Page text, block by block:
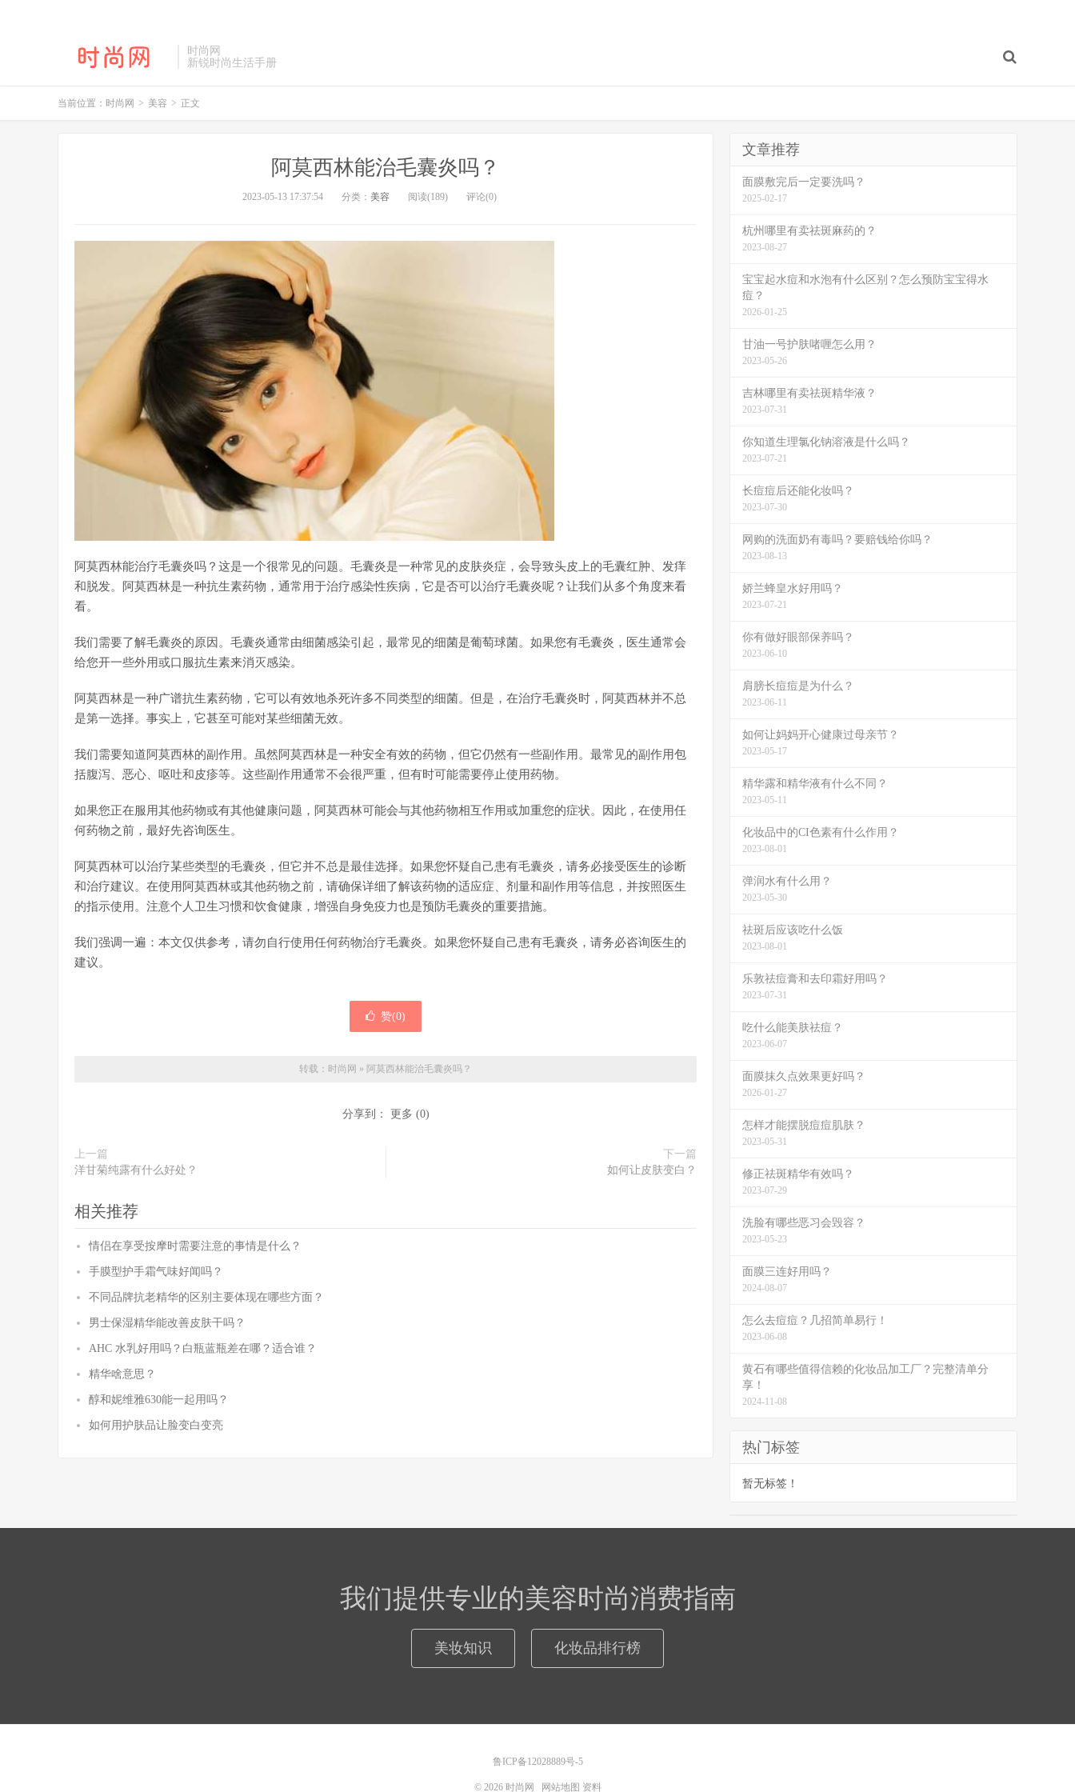
时尚网
新锐时尚生活手册
当前位置： 时尚网 > 美容 > 正文
阿莫西林能治毛囊炎吗？
2023-05-13 17:37:54 分类： 美容 阅读(189) 评论(0)
阿莫西林能治疗毛囊炎吗？这是一个很常见的问题。毛囊炎是一种常见的皮肤炎症，会导致头皮上的毛囊红肿、发痒
和脱发。阿莫西林是一种抗生素药物，通常用于治疗感染性疾病，它是否可以治疗毛囊炎呢？让我们从多个角度来看
看。
我们需要了解毛囊炎的原因。毛囊炎通常由细菌感染引起，最常见的细菌是葡萄球菌。如果您有毛囊炎，医生通常会
给您开一些外用或口服抗生素来消灭感染。
阿莫西林是一种广谱抗生素药物，它可以有效地杀死许多不同类型的细菌。但是，在治疗毛囊炎时，阿莫西林并不总
是第一选择。事实上，它甚至可能对某些细菌无效。
我们需要知道阿莫西林的副作用。虽然阿莫西林是一种安全有效的药物，但它仍然有一些副作用。最常见的副作用包
括腹泻、恶心、呕吐和皮疹等。这些副作用通常不会很严重，但有时可能需要停止使用药物。
如果您正在服用其他药物或有其他健康问题，阿莫西林可能会与其他药物相互作用或加重您的症状。因此，在使用任
何药物之前，最好先咨询医生。
阿莫西林可以治疗某些类型的毛囊炎，但它并不总是最佳选择。如果您怀疑自己患有毛囊炎，请务必接受医生的诊断
和治疗建议。在使用阿莫西林或其他药物之前，请确保详细了解该药物的适应症、剂量和副作用等信息，并按照医生
的指示使用。注意个人卫生习惯和饮食健康，增强自身免疫力也是预防毛囊炎的重要措施。
我们强调一遍：本文仅供参考，请勿自行使用任何药物治疗毛囊炎。如果您怀疑自己患有毛囊炎，请务必咨询医生的
建议。
赞(0)
转载： 时尚网 » 阿莫西林能治毛囊炎吗？
分享到： 更多 (0)
上一篇
洋甘菊纯露有什么好处？
下一篇
如何让皮肤变白？
相关推荐
情侣在享受按摩时需要注意的事情是什么？
手膜型护手霜气味好闻吗？
不同品牌抗老精华的区别主要体现在哪些方面？
男士保湿精华能改善皮肤干吗？
AHC 水乳好用吗？白瓶蓝瓶差在哪？适合谁？
精华啥意思？
醇和妮维雅630能一起用吗？
如何用护肤品让脸变白变亮
文章推荐
面膜敷完后一定要洗吗？
2025-02-17
杭州哪里有卖祛斑麻药的？
2023-08-27
宝宝起水痘和水泡有什么区别？怎么预防宝宝得水
痘？
2026-01-25
甘油一号护肤啫喱怎么用？
2023-05-26
吉林哪里有卖祛斑精华液？
2023-07-31
你知道生理氯化钠溶液是什么吗？
2023-07-21
长痘痘后还能化妆吗？
2023-07-30
网购的洗面奶有毒吗？要赔钱给你吗？
2023-08-13
娇兰蜂皇水好用吗？
2023-07-21
你有做好眼部保养吗？
2023-06-10
肩膀长痘痘是为什么？
2023-06-11
如何让妈妈开心健康过母亲节？
2023-05-17
精华露和精华液有什么不同？
2023-05-11
化妆品中的CI色素有什么作用？
2023-08-01
弹润水有什么用？
2023-05-30
祛斑后应该吃什么饭
2023-08-01
乐敦祛痘膏和去印霜好用吗？
2023-07-31
吃什么能美肤祛痘？
2023-06-07
面膜抹久点效果更好吗？
2026-01-27
怎样才能摆脱痘痘肌肤？
2023-05-31
修正祛斑精华有效吗？
2023-07-29
洗脸有哪些恶习会毁容？
2023-05-23
面膜三连好用吗？
2024-08-07
怎么去痘痘？几招简单易行！
2023-06-08
黄石有哪些值得信赖的化妆品加工厂？完整清单分
享！
2024-11-08
热门标签
暂无标签！
我们提供专业的美容时尚消费指南
美妆知识 化妆品排行榜
鲁ICP备12028889号-5
© 2026 时尚网 网站地图 资料